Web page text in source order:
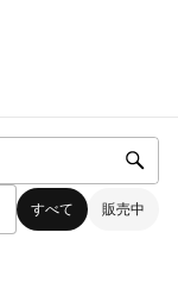
すべて 販売中